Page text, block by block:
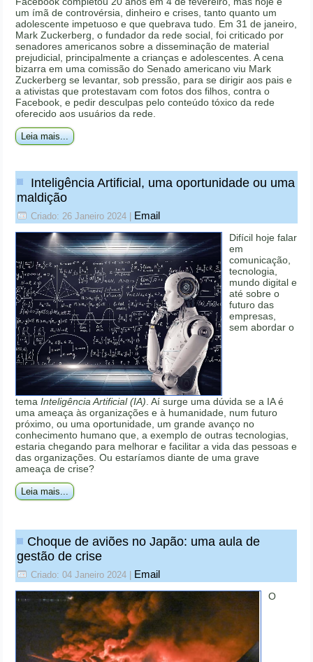
um ímã de controvérsia, dinheiro e crises, tanto quanto um
adolescente impetuoso e que quebrava tudo. Em 31 de janeiro,
Mark Zuckerberg, o fundador da rede social, foi criticado por
senadores americanos sobre a disseminação de material
prejudicial, principalmente a crianças e adolescentes. A cena
bizarra em uma comissão do Senado americano viu Mark
Zuckerberg se levantar, sob pressão, para se dirigir aos pais e
a ativistas que protestavam com fotos dos filhos, contra o
Facebook, e pedir desculpas pelo conteúdo tóxico da rede
oferecido aos usuários da rede.
Leia mais...
Inteligência Artificial, uma oportunidade ou uma
maldição
Criado: 26 Janeiro 2024 | Email
Difícil hoje falar
em
comunicação,
tecnologia,
mundo digital e
até sobre o
futuro das
empresas,
sem abordar o
temaInteligência Artificial (IA). Aí surge uma dúvida se a IA é
uma ameaça às organizações e à humanidade, num futuro
próximo, ou uma oportunidade, um grande avanço no
conhecimento humano que, a exemplo de outras tecnologias,
estaria chegando para melhorar e facilitar a vida das pessoas e
das organizações. Ou estaríamos diante de uma grave
ameaça de crise?
Leia mais...
Choque de aviões no Japão: uma aula de
gestão de crise
Criado: 04 Janeiro 2024 Email
O